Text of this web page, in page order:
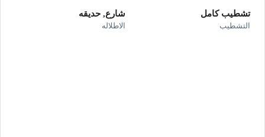
تشطيب كامل
التشطيب
شارع, حديقه
الاطلاله